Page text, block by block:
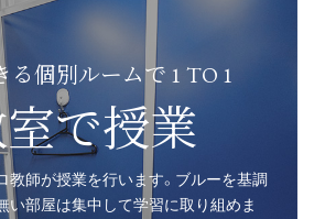
る個別ルームで 1 TO 1
で授業
教師が授業を行います。ブルーを基調
い部屋は集中して学習に取り組めま